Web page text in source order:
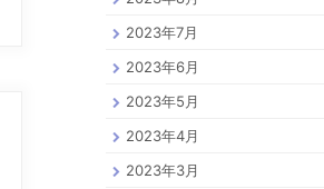
2023年7月
2023年6月
2023年5月
2023年4月
2023年3月